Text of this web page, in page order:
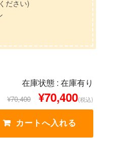
ださい)
在庫状態 : 在庫有り
¥70,400 ¥70,400(税込)